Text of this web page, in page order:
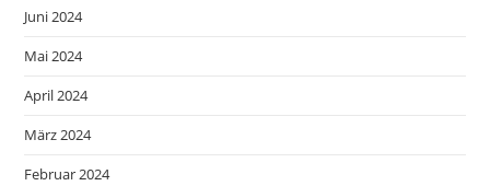
Juni 2024
Mai 2024
April 2024
März 2024
Februar 2024